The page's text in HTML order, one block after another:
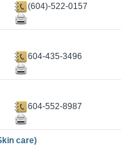
(604)-522-0157
604-435-3496
604-552-8987
care)